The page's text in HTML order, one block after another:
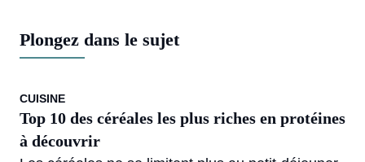
Plongez dans le sujet
CUISINE
Top 10 des céréales les plus riches en protéines
à découvrir